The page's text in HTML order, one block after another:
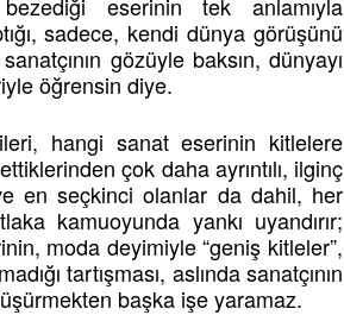
sadece, kendi dünya görüşünü
gözüyle baksın, dünyayı
öğrensin diye.
hangi sanat eserinin kitlelere
çok daha ayrıntılı, ilginç
en seçkinci olanlar da dahil, her
kamuoyunda yankı uyandırır;
moda deyimiyle “geniş kitleler”,
tartışması, aslında sanatçının
başka işe yaramaz.